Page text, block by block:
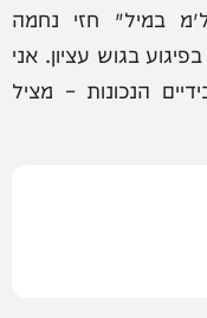
במיל׳ חזי נחמה
בגוש עציון. אני
הנכונות – מציל